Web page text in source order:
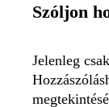
Szóljon
Jelenleg